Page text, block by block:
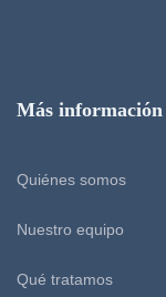
Más información
Quiénes somos
Nuestro equipo
Qué tratamos